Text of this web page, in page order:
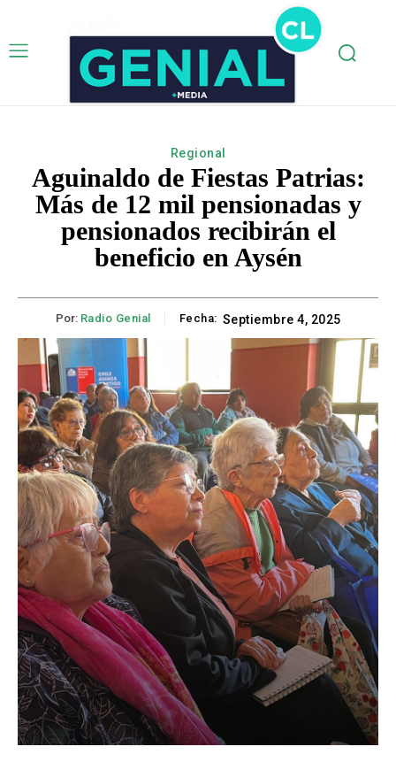
Regional
Aguinaldo de Fiestas Patrias:
Más de 12 mil pensionadas y
pensionados recibirán el
beneficio en Aysén
Por: Radio Genial Fecha: Septiembre 4, 2025